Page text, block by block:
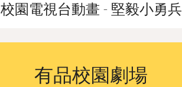
校園電視台動畫 - 堅毅小勇兵
有品校園劇場